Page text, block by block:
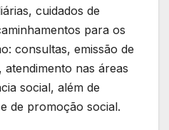
cuidados de
para os
consultas, emissão de
nas áreas
social, além de
de promoção social.